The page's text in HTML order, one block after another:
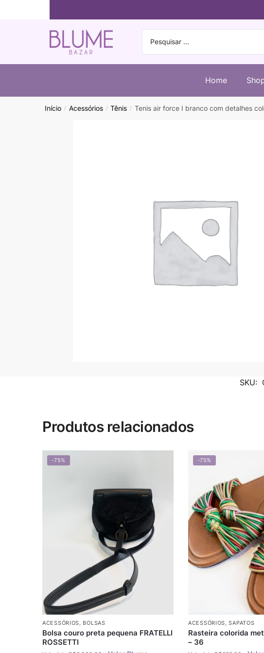
Home
Início / Acessórios / Tênis / Tenis air force I branco com detalhes
SKU:
Produtos relacionados
-75%
ACESSÓRIOS BOLSAS
Bolsa couro preta pequena FRATELLI
ROSSETTI
-75%
ACESSÓRIOS ,SAPATOS
Rasteira colorida
– 36